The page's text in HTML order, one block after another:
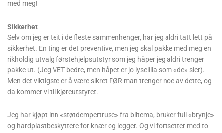
sammenleggbart drammeglass får æren av å farte Europa rundt
Sikkerhet
Selv om jeg er teit i de fleste sammenhenger, har jeg aldri tatt lett på
sikkerhet. En ting er det preventive, men jeg skal pakke med meg en
rikholdig utvalg førstehjelpsutstyr som jeg håper jeg aldri trenger
pakke ut. (Jeg VET bedre, men håpet er jo lyselilla som «de» sier).
Men det viktigste er å være sikret FØR man trenger noe av dette, og
Jeg har kjøpt inn «støtdempertruse» fra biltema, bruker full «brynje»